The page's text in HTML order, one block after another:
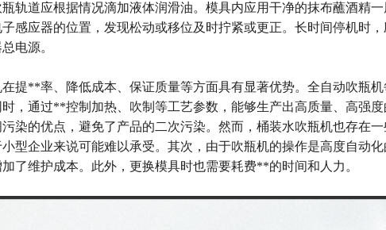
轨道应根据情况滴加液体润滑油。模具内应用干净的抹布蘸酒精
感应器的位置，发现松动或移位及时拧紧或更正。长时间停机时
电源。
提**率、降低成本、保证质量等方面具有显著优势。全自动吹瓶
，通过**控制加热、吹制等工艺参数，能够生产出高质量、高强
染的优点，避免了产品的二次污染。然而，桶装水吹瓶机也存在
型企业来说可能难以承受。其次，由于吹瓶机的操作是高度自动
了维护成本。此外，更换模具时也需要耗费**的时间和人力。